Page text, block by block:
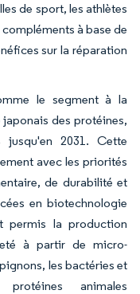
de sport, les athlètes
à base de
sur la réparation
le segment à la
des protéines,
2031. Cette
avec les priorités
de durabilité et
en biotechnologie
permis la production
à partir de micro-
les bactéries et
animales